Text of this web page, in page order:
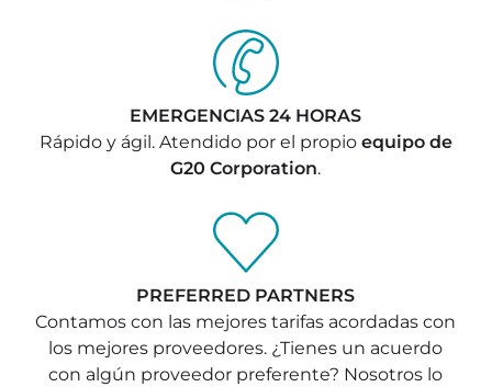
EMERGENCIAS 24 HORAS
Rápido y ágil. Atendido por el propio equipo de
G20 Corporation.
PREFERRED PARTNERS
Contamos con las mejores tarifas acordadas con
los mejores proveedores. ¿Tienes un acuerdo
con algún proveedor preferente? Nosotros lo